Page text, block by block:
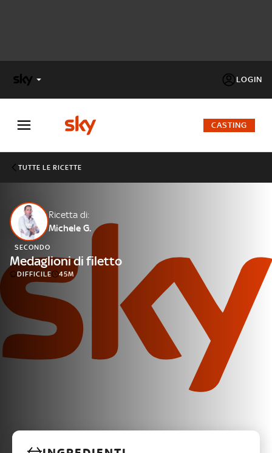
LOGIN
FACTOR
Cos’altro vedere:
PROGRAMMI SKY
Un mondo di offerte:
SKY.IT
NOW
CASTING
TUTTE LE RICETTE
Ricetta di:
Michele G.
SECONDO
Medaglioni di filetto
DIFFICILE 45M